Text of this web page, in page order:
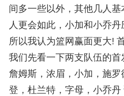
间多一些以外，其他几人
人更会如此，小加和小乔丹
所以我认为篮网赢面更大!
我们先看一下两支队伍的首
詹姆斯，浓眉，小加，施
登，杜兰特，字母，小乔